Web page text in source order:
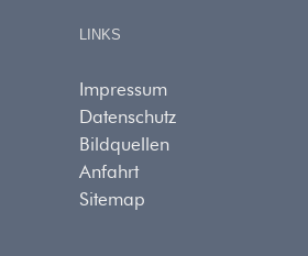
LINKS
Impressum
Datenschutz
Bildquellen
Anfahrt
Sitemap